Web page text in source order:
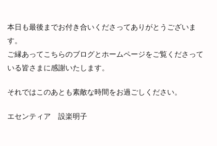
本日も最後までお付き合いくださってありがとうございま
す。
ご縁あってこちらのブログとホームページをご覧くださって
いる皆さまに感謝いたします。
それではこのあとも素敵な時間をお過ごしください。
エセンティア 設楽明子